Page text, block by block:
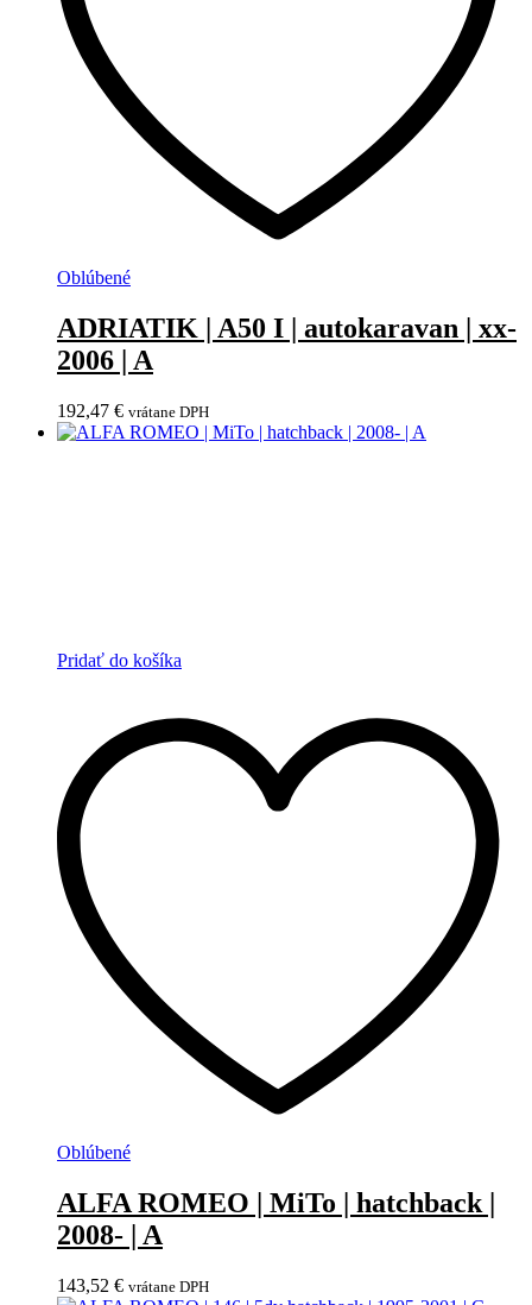
Oblúbené
ADRIATIK | A50 I | autokaravan | xx-
2006 | A
192,47 € vrátane DPH
Pridať do košíka
Oblúbené
ALFA ROMEO | MiTo | hatchback |
2008- | A
143,52 € vrátane DPH